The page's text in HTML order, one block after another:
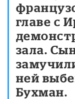
главе с
зала.
ней
Бухман.